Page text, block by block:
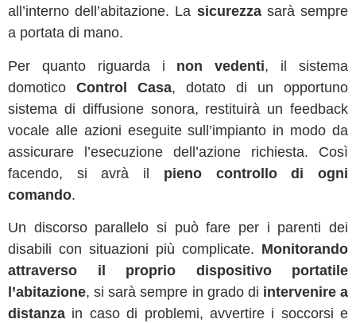
all’interno dell’abitazione. La sicurezzasarà sempre
a portata di mano.
Per quanto riguarda i non vedenti, il sistema
domotico Control Casa, dotato di un opportuno
sistema di diffusione sonora, restituirà un feedback
vocale alle azioni eseguite sull’impianto in modo da
assicurare l’esecuzione dell’azione richiesta. Così
facendo, si avrà il pieno controllo di ogni
comando.
Un discorso parallelo si può fare per i parenti dei
disabili con situazioni più complicate. Monitorando
attraverso il proprio dispositivo portatile
l’abitazione, si sarà sempre in grado di intervenire a
distanza in caso di problemi, avvertire i soccorsi e